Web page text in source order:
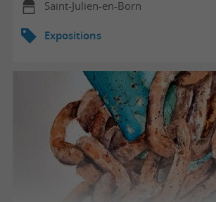
Saint-Julien-en-Born
Expositions